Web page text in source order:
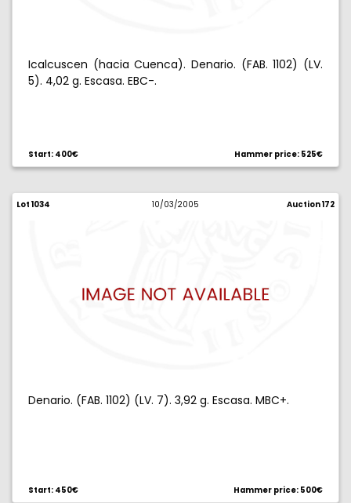
Icalcuscen (hacia Cuenca). Denario. (FAB. 1102) (LV.
5). 4,02 g. Escasa. EBC-.
Start: 400€ Hammer price: 525€
Lot 1034 10/03/2005 Auction 172
Denario. (FAB. 1102) (LV. 7). 3,92 g. Escasa. MBC+.
Start: 450€ Hammer price: 500€